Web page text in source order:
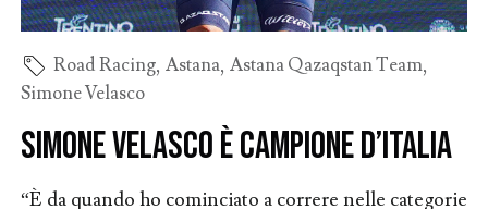
Road Racing, Astana, Astana Qazaqstan Team,
Simone Velasco
Simone Velasco è campione d’Italia
“È da quando ho cominciato a correre nelle categorie